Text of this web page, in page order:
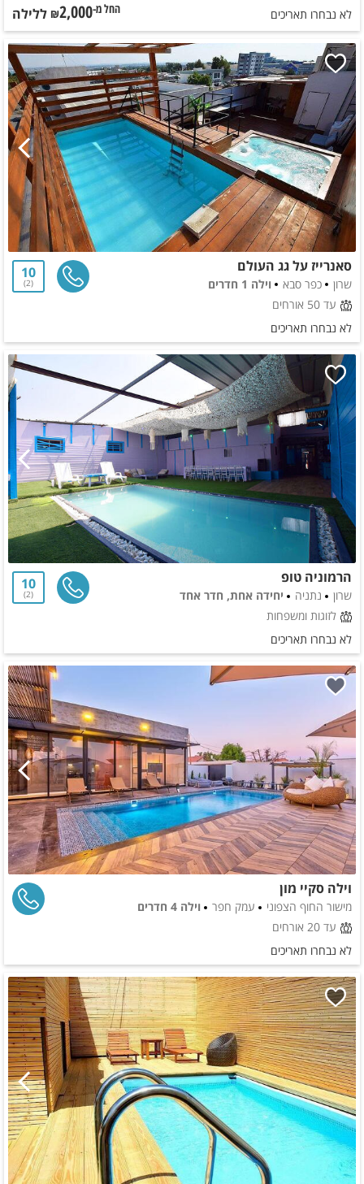
לא נבחרו תאריכים החל מ-₪2,000 ללילה
סאנרייז על גג העולם
שרון כפר סבא
וילה 1 חדרים
עד 50 אורחים
10
2
לא נבחרו תאריכים
הרמוניה טופ
שרון נתניה
יחידה אחת, חדר אחד
לזוגות ומשפחות
10
2
לא נבחרו תאריכים
וילה סקיי מון
מישור החוף הצפוני עמק חפר
וילה 4 חדרים
עד 20 אורחים
לא נבחרו תאריכים